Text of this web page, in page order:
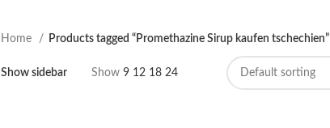
Home Products tagged “Promethazine Sirup kaufen tschechien”
Show sidebar Show 9 12 18 24